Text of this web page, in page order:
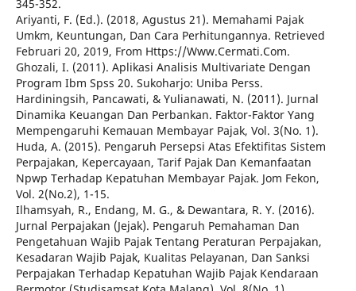
345-352.
Ariyanti, F. (Ed.). (2018, Agustus 21). Memahami Pajak
Umkm, Keuntungan, Dan Cara Perhitungannya. Retrieved
Februari 20, 2019, From Https://Www.Cermati.Com.
Ghozali, I. (2011). Aplikasi Analisis Multivariate Dengan
Program Ibm Spss 20. Sukoharjo: Uniba Perss.
Hardiningsih, Pancawati, & Yulianawati, N. (2011). Jurnal
Dinamika Keuangan Dan Perbankan. Faktor-Faktor Yang
Mempengaruhi Kemauan Membayar Pajak, Vol. 3(No. 1).
Huda, A. (2015). Pengaruh Persepsi Atas Efektifitas Sistem
Perpajakan, Kepercayaan, Tarif Pajak Dan Kemanfaatan
Npwp Terhadap Kepatuhan Membayar Pajak. Jom Fekon,
Vol. 2(No.2), 1-15.
Ilhamsyah, R., Endang, M. G., & Dewantara, R. Y. (2016).
Jurnal Perpajakan (Jejak). Pengaruh Pemahaman Dan
Pengetahuan Wajib Pajak Tentang Peraturan Perpajakan,
Kesadaran Wajib Pajak, Kualitas Pelayanan, Dan Sanksi
Perpajakan Terhadap Kepatuhan Wajib Pajak Kendaraan